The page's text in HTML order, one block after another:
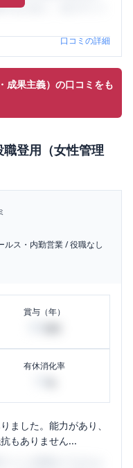
るために、ぜひサイト
口コミの詳細
成果主義）の口コミをも
登用（女性管理
ルス・内勤営業/役職なし
賞与（年）
有休消化率
ました。能力があり、
もありません...